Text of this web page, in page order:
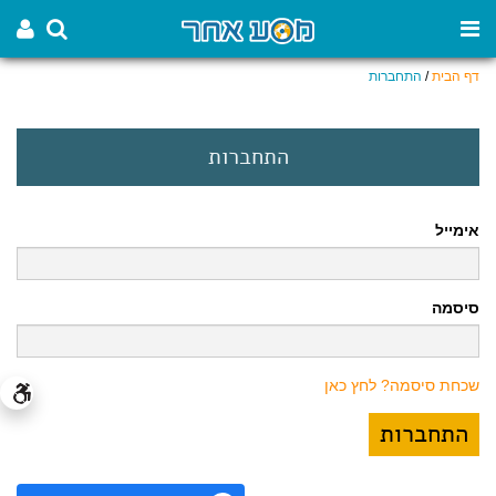
דף הבית/ התחברות
התחברות
אימייל
סיסמה
שכחת סיסמה? לחץ כאן